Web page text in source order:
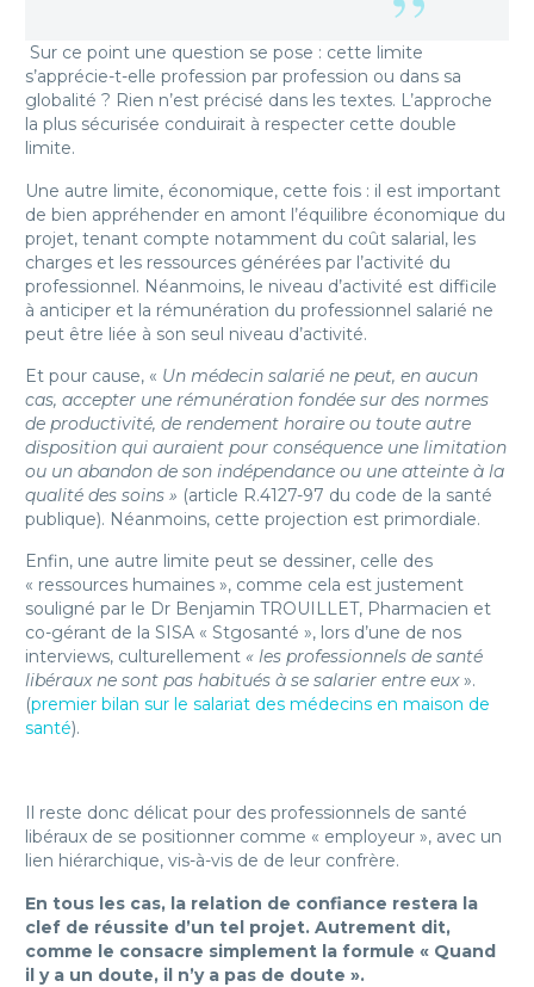
Sur ce point une question se pose : cette limite
s’apprécie-t-elle profession par profession ou dans sa
globalité ? Rien n’est précisé dans les textes. L’approche
la plus sécurisée conduirait à respecter cette double
limite.
Une autre limite, économique, cette fois : il est important
de bien appréhender en amont l’équilibre économique du
projet, tenant compte notamment du coût salarial, les
charges et les ressources générées par l’activité du
professionnel. Néanmoins, le niveau d’activité est difficile
à anticiper et la rémunération du professionnel salarié ne
peut être liée à son seul niveau d’activité.
Et pour cause, « Un médecin salarié ne peut, en aucun
cas, accepter une rémunération fondée sur des normes
de productivité, de rendement horaire ou toute autre
disposition qui auraient pour conséquence une limitation
ou un abandon de son indépendance ou une atteinte à la
qualité des soins » (article R.4127-97 du code de la santé
publique). Néanmoins, cette projection est primordiale.
Enfin, une autre limite peut se dessiner, celle des
« ressources humaines », comme cela est justement
souligné par le Dr Benjamin TROUILLET, Pharmacien et
co-gérant de la SISA « Stgosanté », lors d’une de nos
interviews, culturellement « les professionnels de santé
libéraux ne sont pas habitués à se salarier entre eux».
(premier bilan sur le salariat des médecins en maison de
santé).
Il reste donc délicat pour des professionnels de santé
libéraux de se positionner comme « employeur », avec un
lien hiérarchique, vis-à-vis de de leur confrère.
En tous les cas, la relation de confiance restera la
clef de réussite d’un tel projet. Autrement dit,
comme le consacre simplement la formule « Quand
il y a un doute, il n’y a pas de doute ».